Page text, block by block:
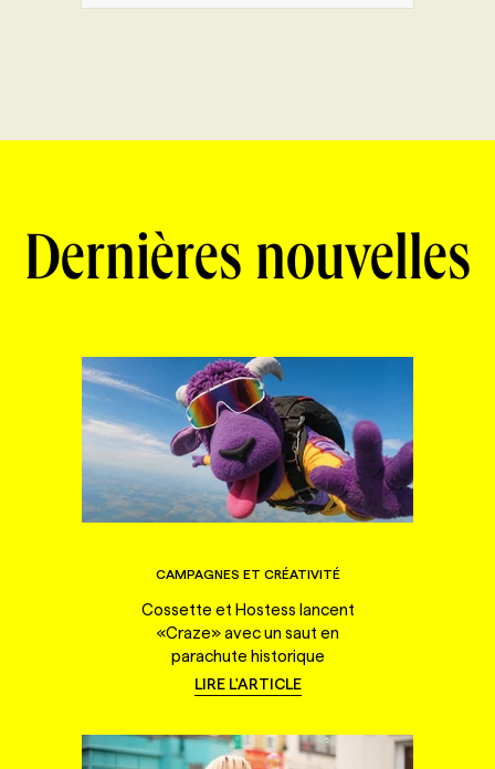
Dernières nouvelles
CAMPAGNES ET CRÉATIVITÉ
Cossette et Hostess lancent
«Craze» avec un saut en
parachute historique
LIRE L'ARTICLE